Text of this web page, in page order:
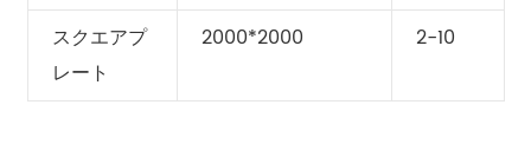
スクエアプ
レート
2000*2000 2-10